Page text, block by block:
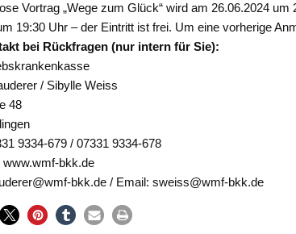
Vortrag „Wege zum Glück“ wird am 26.06.2024
19:30 Uhr – der Eintritt ist frei. Um eine vorherige
bei Rückfragen (nur intern für Sie):
/ Sibylle Weiss
48
9334-679 / 07331 9334-678
www.wmf-bkk.de
bkk.de / Email: sweiss@wmf-bkk.de